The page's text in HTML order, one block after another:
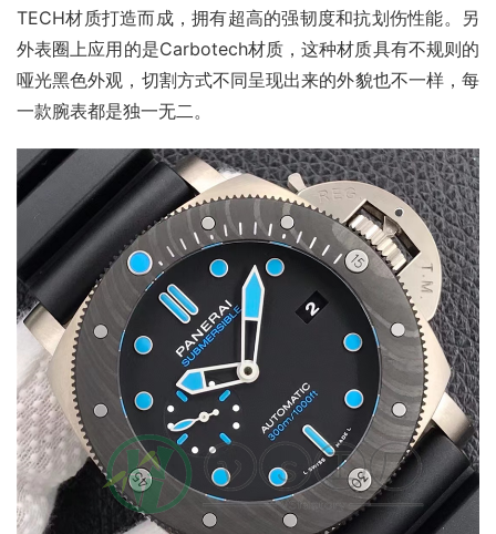
TECH材质打造而成，拥有超高的强韧度和抗划伤性能。另
外表圈上应用的是Carbotech材质，这种材质具有不规则的
哑光黑色外观，切割方式不同呈现出来的外貌也不一样，每
一款腕表都是独一无二。